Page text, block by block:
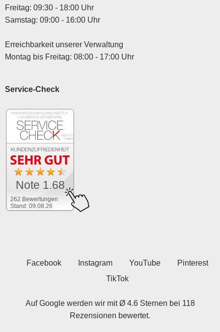
Freitag: 09:30 - 18:00 Uhr
Samstag: 09:00 - 16:00 Uhr
Erreichbarkeit unserer Verwaltung
Montag bis Freitag: 08:00 - 17:00 Uhr
Service-Check
262 Bewertungen
Stand: 09.08.26
Note 1.68
Facebook Instagram YouTube
Pinterest
TikTok
Auf Google werden wir mit Ø 4.6 Sternen bei 118
Rezensionen bewertet.